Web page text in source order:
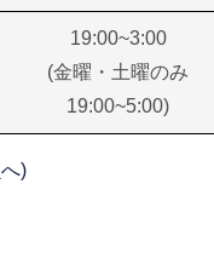
19:00~3:00
(金曜・土曜のみ
19:00~5:00)
へ)